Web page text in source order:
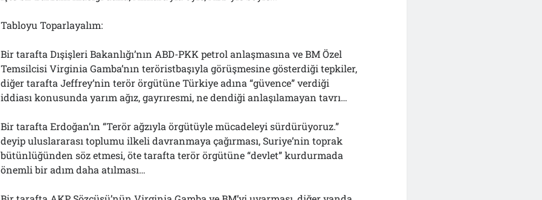
Tabloyu Toparlayalım:
Bir tarafta Dışişleri Bakanlığı’nın ABD-PKK petrol anlaşmasına ve BM Özel
Temsilcisi Virginia Gamba’nın teröristbaşıyla görüşmesine gösterdiği tepkiler,
diğer tarafta Jeffrey’nin terör örgütüne Türkiye adına “güvence” verdiği
iddiası konusunda yarım ağız, gayrıresmi, ne dendiği anlaşılamayan tavrı…
Bir tarafta Erdoğan’ın “Terör ağzıyla örgütüyle mücadeleyi sürdürüyoruz.”
deyip uluslararası toplumu ilkeli davranmaya çağırması, Suriye’nin toprak
bütünlüğünden söz etmesi, öte tarafta terör örgütüne “devlet” kurdurmada
önemli bir adım daha atılması…